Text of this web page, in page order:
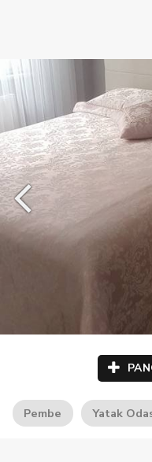
Pembe Yatak